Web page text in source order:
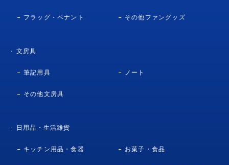
フラッグ・ペナント その他ファングッズ
文房具
筆記用具 ノート
その他文房具
日用品・生活雑貨
キッチン用品・食器 お菓子・食品